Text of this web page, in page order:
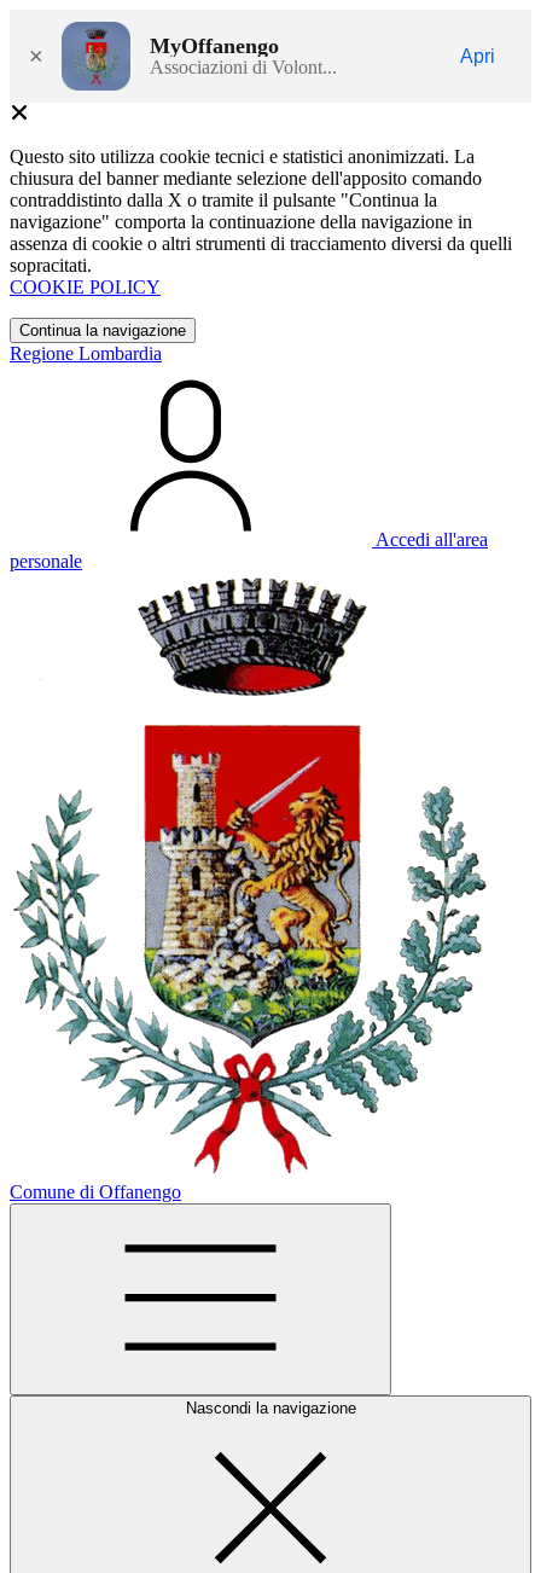
× MyOffanengo
Associazioni di Volont...
Apri
Questo sito utilizza cookie tecnici e statistici anonimizzati. La
chiusura del banner mediante selezione dell'apposito comando
contraddistinto dalla X o tramite il pulsante "Continua la
navigazione" comporta la continuazione della navigazione in
assenza di cookie o altri strumenti di tracciamento diversi da quelli
sopracitati.
COOKIE POLICY
Continua la navigazione
Regione Lombardia
Accedi all'area
personale
Comune di Offanengo
Nascondi la navigazione